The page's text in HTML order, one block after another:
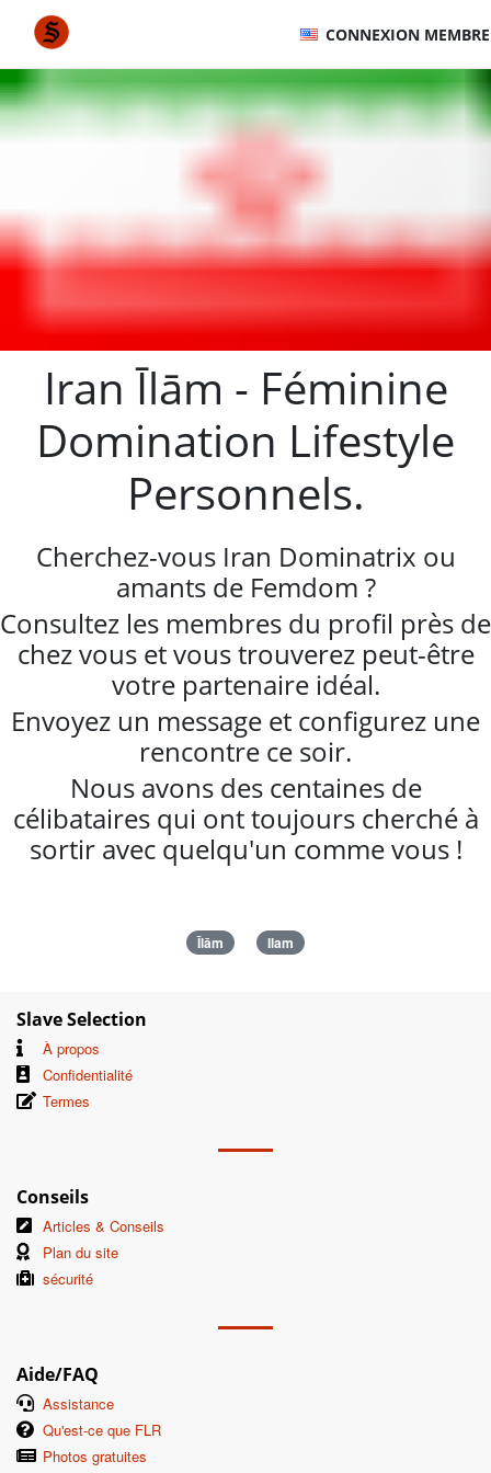
CONNEXION MEMBRE
Iran Īlām - Féminine
Domination Lifestyle
Personnels.
Cherchez-vous Iran Dominatrix ou
amants de Femdom ?
Consultez les membres du profil près de
chez vous et vous trouverez peut-être
votre partenaire idéal.
Envoyez un message et configurez une
rencontre ce soir.
Nous avons des centaines de
célibataires qui ont toujours cherché à
sortir avec quelqu'un comme vous !
Īlām Ilam
Slave Selection
À propos
Confidentialité
Termes
Conseils
Articles & Conseils
Plan du site
sécurité
Aide/FAQ
Assistance
Qu'est-ce que FLR
Photos gratuites